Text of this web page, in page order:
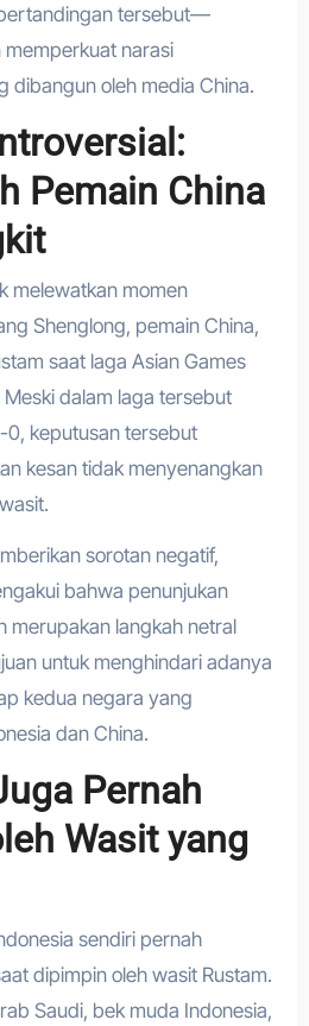
tersebut—
narasi
dibangun oleh media China.
Pemain China
melewatkan momen
Shenglong, pemain China,
saat laga Asian Games
dalam laga tersebut
0, keputusan tersebut
kesan tidak menyenangkan
sorotan negatif,
bahwa penunjukan
merupakan langkah netral
untuk menghindari adanya
kedua negara yang
dan China.
Pernah
Wasit yang
sendiri pernah
dipimpin oleh wasit Rustam.
Saudi, bek muda Indonesia,